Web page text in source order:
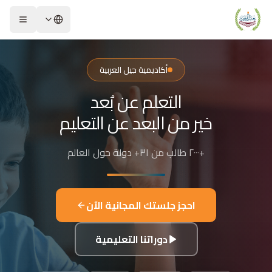
أكاديمية جيل العربية – Jeel Alarabiya Academy
أكاديمية جيل العربية هي منصة تعليمية عبر الإنترنت تأسست عام 2023، متخصصة في تعليم اللغة العربية وتجويد القرآن الكريم والتربية الإسلامية والعلوم للأطفال والبالغين من مختلف أنحاء العالم.
ما الذي تقدمه الأكاديمية؟
تعليم اللغة العربية للناطقين بها وغير الناطقين بها
تجويد وحفظ القرآن الكريم مع إجازات معتمدة
الدراسات الإسلامية والتربية الدينية
اللغة الإنجليزية والفرنسية
البرمجة وعلم الفلك والفنون
تفاصيل الدراسة
الفئات العمرية المستهدفة: من 4 سنوات حتى البالغين
شكل التعليم: مجموعات صغيرة 3-5 طلاب، أو حصص فردية
اللغات المستخدمة في التدريس: العربية، التركية، الإنجليزية، الفرنسية
الشريحة 2 من 4: التعلم عن بُعد خير من البعد عن التعليم
أكاديمية جيل العربية
التعلم عن بُعد
خير من البعد عن التعليم
+٢٠٠٠ طالب من ٣١+ دولة حول العالم
احجز جلستك المجانية الآن
دوراتنا التعليمية